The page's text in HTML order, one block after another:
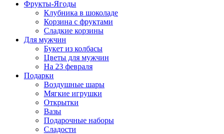
Фрукты-Ягоды
Клубника в шоколаде
Корзина с фруктами
Сладкие корзины
Для мужчин
Букет из колбасы
Цветы для мужчин
На 23 февраля
Подарки
Воздушные шары
Мягкие игрушки
Открытки
Вазы
Подарочные наборы
Сладости